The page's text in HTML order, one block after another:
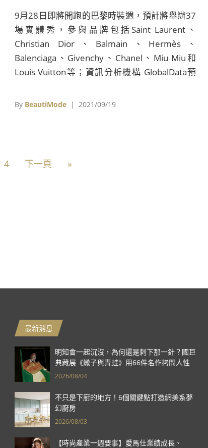
鎮蒲田疫情爆發、新疆棉事件令
H&M上季業績慘淡
9月28日即將開跑的巴黎時裝週，預計將舉辦37
場實體秀，參與品牌包括Saint Laurent、
Christian Dior、Balmain、Hermès、
Balenciaga、Givenchy、Chanel、Miu Miu和
Louis Vuitton等；資訊分析機構 GlobalData預
年電商商機將突破3.3兆美元……
By BeautiMode | 2021/09/19
4 下一頁 »
最新消息
明知會一起沉沒，為何還是刺下那一針？國巨
典藏展《蠍子與青蛙》用66件名作拷問人性
2026/08/04
不只是下廚的地方！6個關鍵點打造網美系夢
幻廚房
2026/08/03
【時尚產業一週要事】愛馬仕業績成長、